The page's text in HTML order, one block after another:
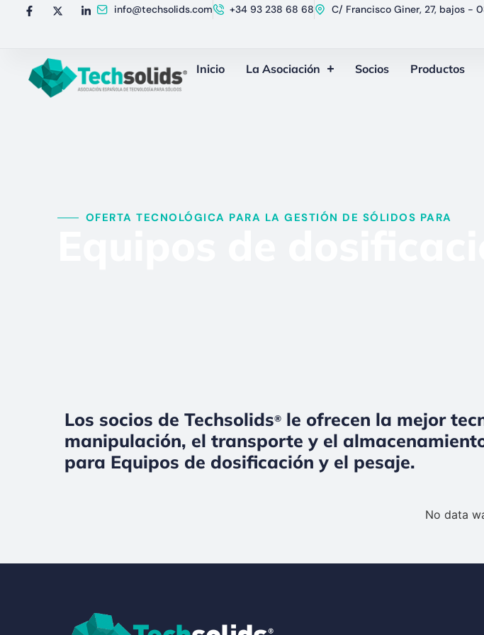
info@techsolids.com +34 93 238 68 68 C/ Francisco Giner, 27, bajos -
Inicio La Asociación Socios Productos
OFERTA TECNOLÓGICA PARA LA GESTIÓN DE SÓLIDOS PARA​
Los socios de Techsolids®le ofrecen la mejor
manipulación, el transporte y el
para Equipos de dosificación y el pesaje.
No data